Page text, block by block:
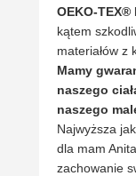
OEKO-TEX®
kątem
materiałów z
Mamy
naszego
naszego
Najwyższa
dla mam
zachowanie